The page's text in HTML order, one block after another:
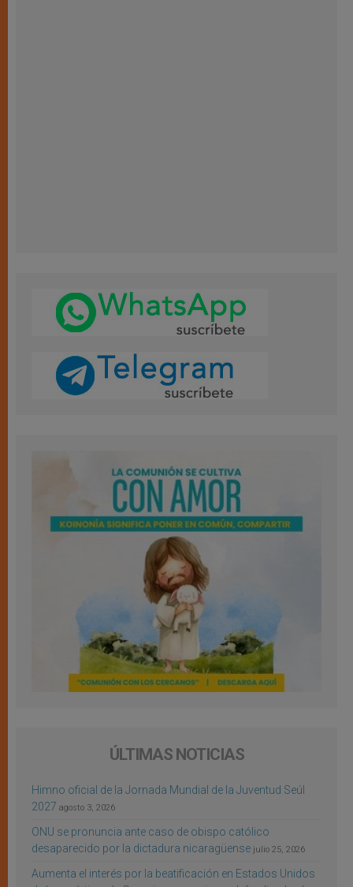
ÚLTIMAS NOTICIAS
Himno oficial de la Jornada Mundial de la Juventud Seúl
2027 agosto 3, 2026
ONU se pronuncia ante caso de obispo católico
desaparecido por la dictadura nicaragüense julio 25, 2026
Aumenta el interés por la beatificación en Estados Unidos